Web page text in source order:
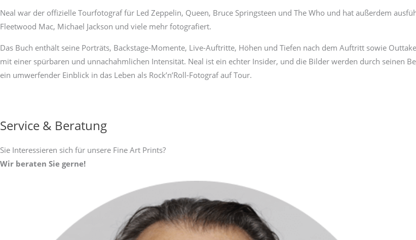
Neal war der offizielle Tourfotograf für Led Zeppelin, Queen, Bruce Springsteen und The Who und hat außerdem
Fleetwood Mac, Michael Jackson und viele mehr fotografiert.
Das Buch enthält seine Porträts, Backstage-Momente, Live-Auftritte, Höhen und Tiefen nach dem Auftritt sowie
mit einer spürbaren und unnachahmlichen Intensität. Neal ist ein echter Insider, und die Bilder werden durch seinen
ein umwerfender Einblick in das Leben als Rock’n’Roll-Fotograf auf Tour.
Service & Beratung
Sie Interessieren sich für unsere Fine Art Prints?
Wir beraten Sie gerne!